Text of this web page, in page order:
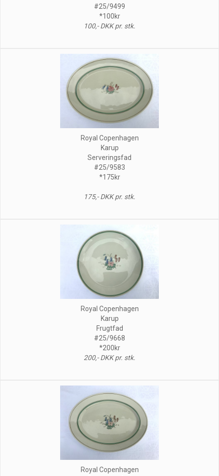
#25/9499
*100kr
100,- DKK pr. stk.
Royal Copenhagen
Karup
Serveringsfad
#25/9583
*175kr
175,- DKK pr. stk.
Royal Copenhagen
Karup
Frugtfad
#25/9668
*200kr
200,- DKK pr. stk.
Royal Copenhagen